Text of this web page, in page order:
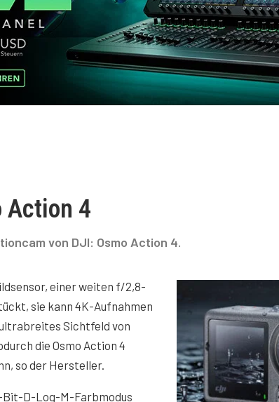
Action 4
von DJI: Osmo Action 4.
einer weiten f/2,8-
sie kann 4K-Aufnahmen
Sichtfeld von
die Osmo Action 4
so der Hersteller.
Bit-D-Log-M-Farbmodus